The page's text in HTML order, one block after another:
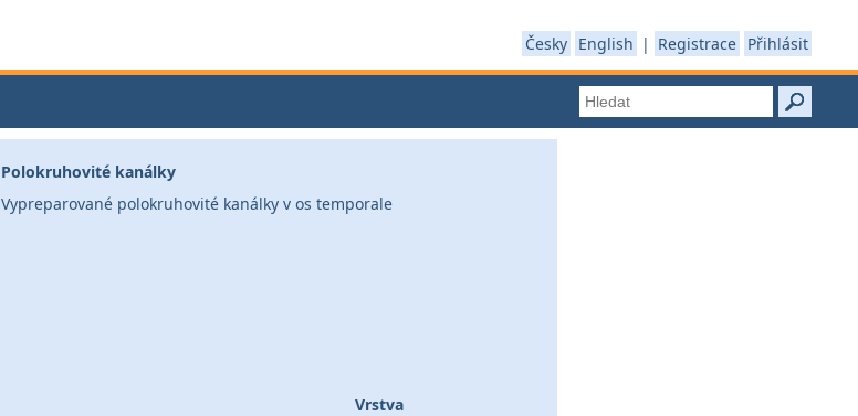
Česky English | Registrace Přihlásit
Polokruhovité kanálky
Vypreparované polokruhovité kanálky v os temporale
Vrstva